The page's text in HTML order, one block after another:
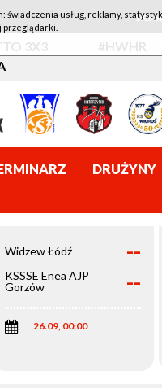
1KS
3X3
#HWHR
DRUŻYNY
Widzew Łódź --
KSSSE Enea AJP
Gorzów
--
26.09, 00:00
świadczenia usług, reklamy,